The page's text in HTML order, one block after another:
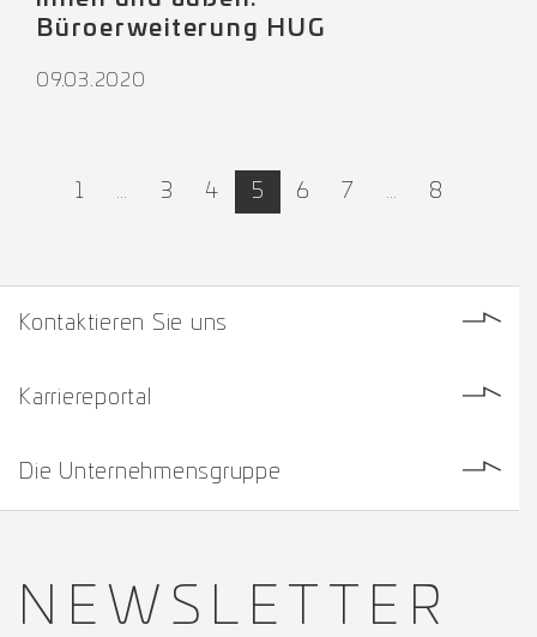
Büroerweiterung HUG
09.03.2020
3 4 5 active
6 7 8
Kontaktieren Sie uns
Karriereportal
Die Unternehmensgruppe
NEWS­ LETTER